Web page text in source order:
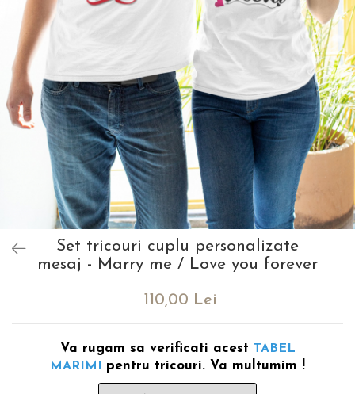
Puzzle personalizat
Rame foto personalizate
Plachete personalizate
Sort personalizat
Tricouri personalizate
Pix personalizat
Set cadou
evenimente
Tavita de mot
Umerase Personalizate
Pahare personalizate
Set tricouri cuplu personalizate
mesaj - Marry me / Love you forever
110,00 Lei
Va rugam sa verificati acest TABEL
MARIMI pentru tricouri. Va multumim !